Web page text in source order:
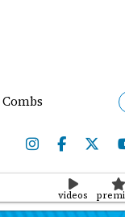
videos